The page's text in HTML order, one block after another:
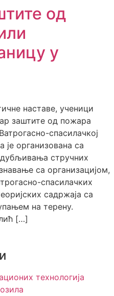
од
у
наставе, ученици
заштите од пожара
спасилачкој
је организована са
стручних
са организацијом,
спасилачких
садржаја са
на терену.
[…]
технологија